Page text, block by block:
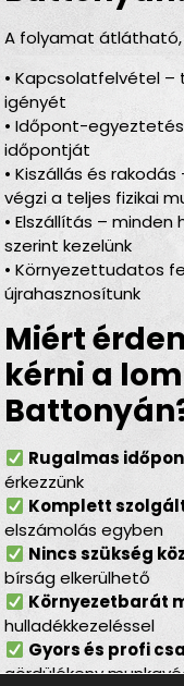
A folyamat átlátható,
• Kapcsolatfelvétel –
igényét
• Időpont-
időpontját
• Kiszállás és
végzi a teljes fizikai
• Elszállítás –
szerint kezelünk
• Környezettudatos
újrahasznosítunk
Miért
kérni a
Rugalmas
érkezzünk
Komplett
elszámolás egyben
Nincs szükség
bírság elkerülhető
Környezetbarát
hulladékkezeléssel
Gyors és profi
gördülékeny